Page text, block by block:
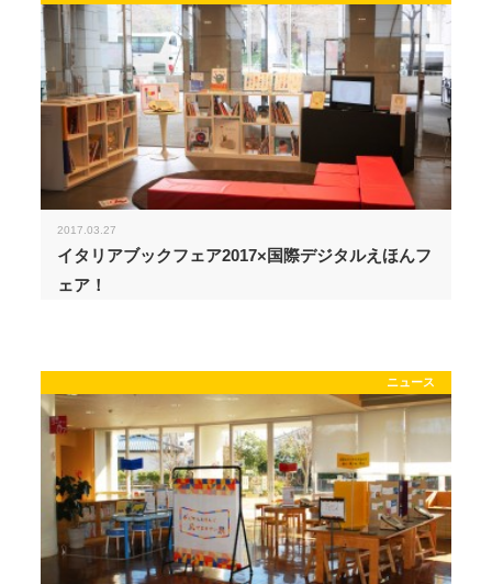
2017.03.27
イタリアブックフェア2017×国際デジタルえほんフ
ェア！
ニュース